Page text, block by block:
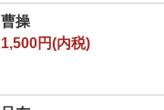
曹操
1,500円(内税)